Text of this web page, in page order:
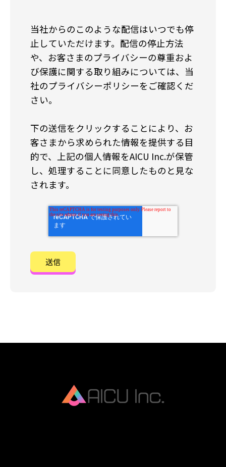
当社からのこのような配信はいつでも停
止していただけます。配信の停止方法
や、お客さまのプライバシーの尊重およ
び保護に関する取り組みについては、当
社のプライバシーポリシーをご確認くだ
さい。
下の送信をクリックすることにより、お
客さまから求められた情報を提供する目
的で、上記の個人情報をAICU Inc.が保管
し、処理することに同意したものと見な
されます。